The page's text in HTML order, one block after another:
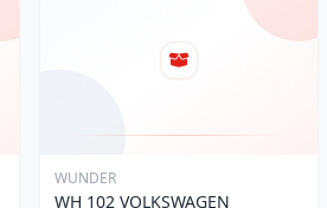
WUNDER
WH 102 VOLKSWAGEN